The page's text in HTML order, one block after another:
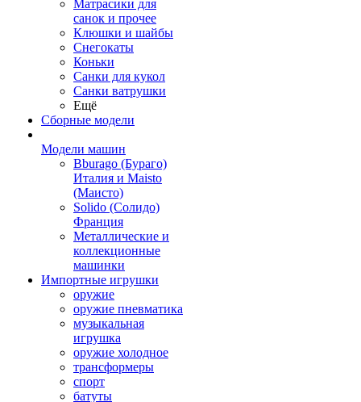
Матрасики для
санок и прочее
Клюшки и шайбы
Снегокаты
Коньки
Санки для кукол
Санки ватрушки
Ещё
Сборные модели
Модели машин
Bburago (Бураго)
Италия и Maisto
(Маисто)
Solido (Солидо)
Франция
Металлические и
коллекционные
машинки
Импортные игрушки
оружие
оружие пневматика
музыкальная
игрушка
оружие холодное
трансформеры
спорт
батуты